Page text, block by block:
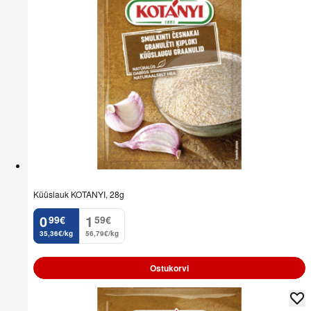
Küüslauk KOTANYI, 28g
0
. 99€
35,36€/kg
1
. 59€
56,79€/kg
Ostukorvi